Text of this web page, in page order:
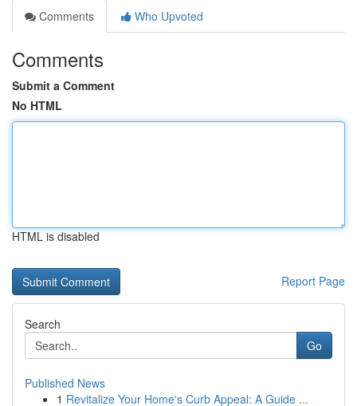
Comments
Who Upvoted
Comments
Submit a Comment
No HTML
HTML is disabled
Report Page
Search
Go
Published News
1 Revitalize Your Home's Curb Appeal: A Guide ...